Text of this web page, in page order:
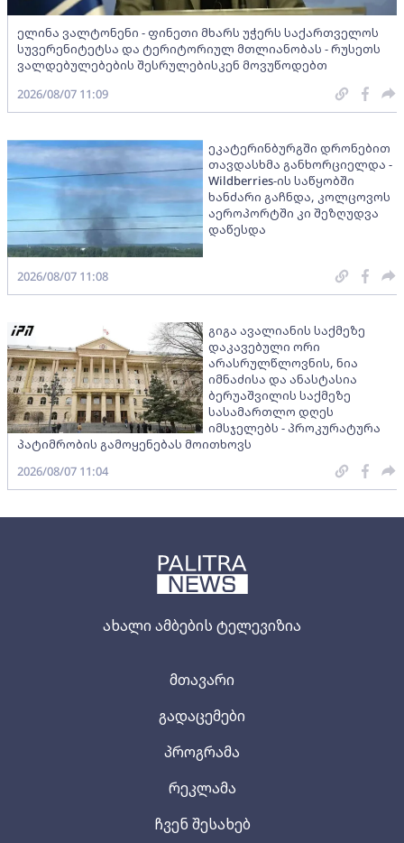
ახალი ამბების ტელევიზია
მთავარი
გადაცემები
პროგრამა
რეკლამა
ჩვენ შესახებ
ელინა ვალტონენი - ფინეთი მხარს უჭერს საქართველოს
სუვერენიტეტსა და ტერიტორიულ მთლიანობას - რუსეთს
ვალდებულებების შესრულებისკენ მოვუწოდებთ
2026/08/07 11:09
ეკატერინბურგში დრონებით
თავდასხმა განხორციელდა -
Wildberries-ის საწყობში
ხანძარი გაჩნდა, კოლცოვოს
აეროპორტში კი შეზღუდვა
დაწესდა
2026/08/07 11:08
გიგა ავალიანის საქმეზე
დაკავებული ორი
არასრულწლოვნის, ნია
იმნაძისა და ანასტასია
ბერუაშვილის საქმეზე
სასამართლო დღეს
იმსჯელებს - პროკურატურა
პატიმრობის გამოყენებას მოითხოვს
2026/08/07 11:04